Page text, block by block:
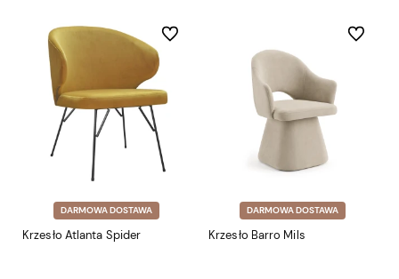
DARMOWA DOSTAWA
Krzesło Atlanta Spider
Do ulubionych
DARMOWA DOSTAWA
Krzesło Barro Mils
Do